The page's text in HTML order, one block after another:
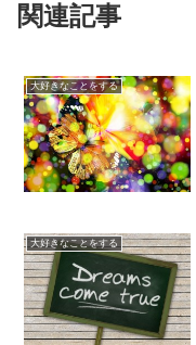
関連記事
大好きなことをする
大好きなことをする